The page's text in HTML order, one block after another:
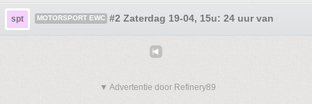
spt MOTORSPORT EWC #2 Zaterdag 19-04, 15u: 24 uur van Le
▼ Advertentie door Refinery89